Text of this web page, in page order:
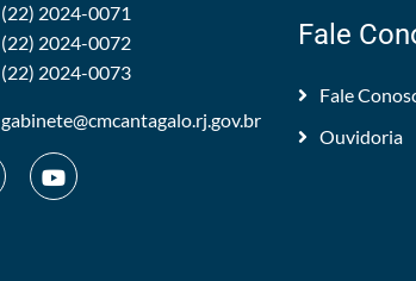
(22) 2024-0071
(22) 2024-0072
(22) 2024-0073
gabinete@cmcantagalo.rj.gov.br
Fale
Fale
Ouvidoria